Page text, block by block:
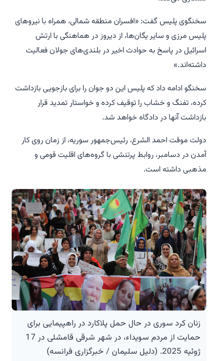
سخنگوی پلیس گفت: «افسران منطقه شمالی، همراه با نیروهای
پلیس مرزی و سایر یگان‌ها، از دیروز در هماهنگی با ارتش
اسرائیل در پاسخ به حوادث اخیر در بلندی‌های جولان فعالیت
داشته‌اند.»
سخنگو ادامه داد که پلیس این دو جوان را برای بازجویی بازداشت
کرده، تفنگ و خشاب را توقیف کرده و خواستار تمدید قرار
بازداشت آنها در دادگاه خواهد شد.
دولت موقت احمد الشرع، رئیس‌جمهور سوریه، از زمان روی کار
آمدن در دسامبر، روابط پرتنشی با گروه‌های اقلیت قومی و
مذهبی داشته است.
زنان کرد سوری در حال حمل پلاکارد در راهپیمایی برای
حمایت از مردم سویداء، در شهر شرقی قامشلی در 17
ژوئیه 2025. (دلیل سلیمان / خبرگزاری فرانسه)